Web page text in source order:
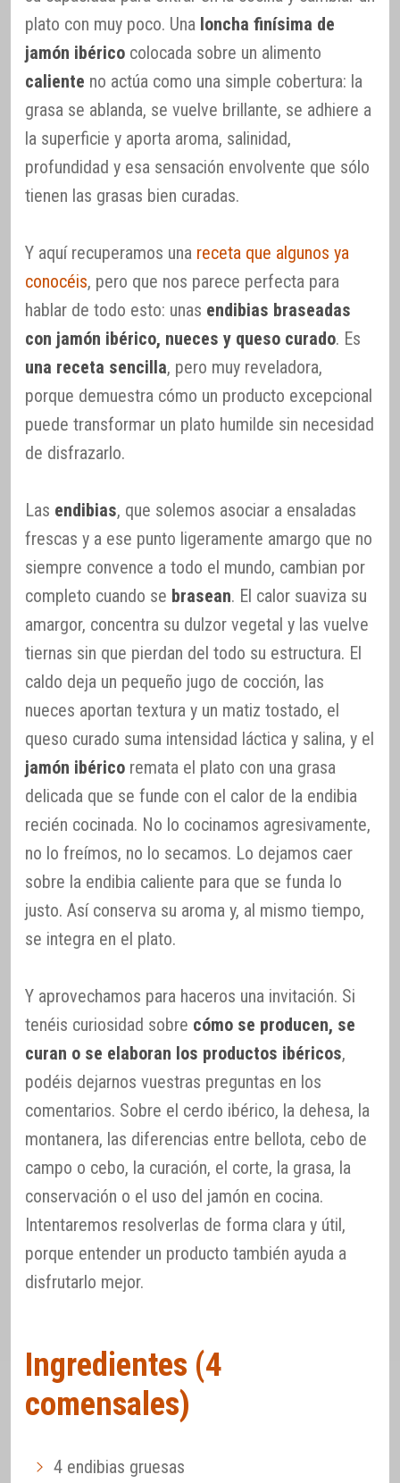
plato con muy poco. Una loncha finísima de
jamón ibérico colocada sobre un alimento
caliente no actúa como una simple cobertura: la
grasa se ablanda, se vuelve brillante, se adhiere a
la superficie y aporta aroma, salinidad,
profundidad y esa sensación envolvente que sólo
tienen las grasas bien curadas.
Y aquí recuperamos una receta que algunos ya
conocéis, pero que nos parece perfecta para
hablar de todo esto: unas endibias braseadas
con jamón ibérico, nueces y queso curado. Es
una receta sencilla, pero muy reveladora,
porque demuestra cómo un producto excepcional
puede transformar un plato humilde sin necesidad
de disfrazarlo.
Las endibias, que solemos asociar a ensaladas
frescas y a ese punto ligeramente amargo que no
siempre convence a todo el mundo, cambian por
completo cuando se brasean. El calor suaviza su
amargor, concentra su dulzor vegetal y las vuelve
tiernas sin que pierdan del todo su estructura. El
caldo deja un pequeño jugo de cocción, las
nueces aportan textura y un matiz tostado, el
queso curado suma intensidad láctica y salina, y el
jamón ibérico remata el plato con una grasa
delicada que se funde con el calor de la endibia
recién cocinada. No lo cocinamos agresivamente,
no lo freímos, no lo secamos. Lo dejamos caer
sobre la endibia caliente para que se funda lo
justo. Así conserva su aroma y, al mismo tiempo,
se integra en el plato.
Y aprovechamos para haceros una invitación. Si
tenéis curiosidad sobre cómo se producen, se
curan o se elaboran los productos ibéricos,
podéis dejarnos vuestras preguntas en los
comentarios. Sobre el cerdo ibérico, la dehesa, la
montanera, las diferencias entre bellota, cebo de
campo o cebo, la curación, el corte, la grasa, la
conservación o el uso del jamón en cocina.
Intentaremos resolverlas de forma clara y útil,
porque entender un producto también ayuda a
disfrutarlo mejor.
Ingredientes (4
comensales)
4 endibias gruesas